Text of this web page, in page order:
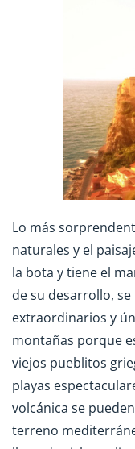
Lo más
naturales y el
la bota y tiene el
de su desarrollo,
extraordinarios y
montañas porque
viejos pueblitos
playas
volcánica se
terreno